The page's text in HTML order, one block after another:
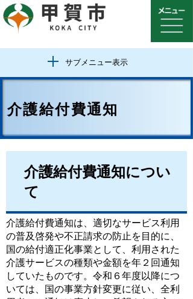
サブメニュー表示
介護給付費通知
介護給付費通知につい
て
介護給付費通知は、適切なサービス利用
の普及啓発や不正請求の防止を目的に、
国の給付適正化事業として、利用された
介護サービスの種類や金額を年２回通知
していたものです。令和６年度以降につ
いては、国の事業方針変更に従い、全利